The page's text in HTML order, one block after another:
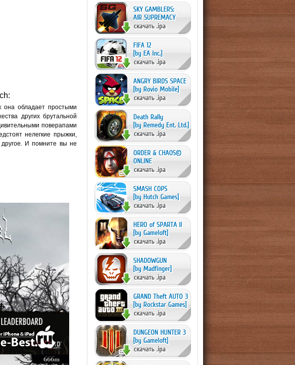
она обладает простыми
других брутальной
поверапами
нелегкие прыжки,
И помните вы не